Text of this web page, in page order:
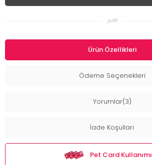
Ürün Özellikleri
Ödeme Seçenekleri
Yorumlar(3)
İade Koşulları
Pet Card Kullanımı